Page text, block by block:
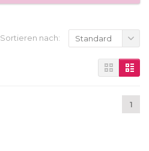
Sortieren nach: Standard
1